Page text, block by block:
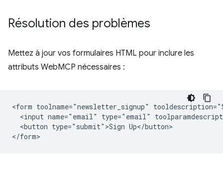
Résolution des problèmes
Mettez à jour vos formulaires HTML pour inclure les
attributs WebMCP nécessaires :
<form toolname="newsletter_signup"
<input name="email" type="email"
  <button type="submit">Sign Up</button>